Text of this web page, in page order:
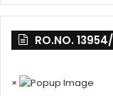
RO.NO. 13954/
×